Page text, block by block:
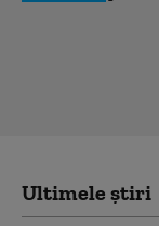
Ultimele știri